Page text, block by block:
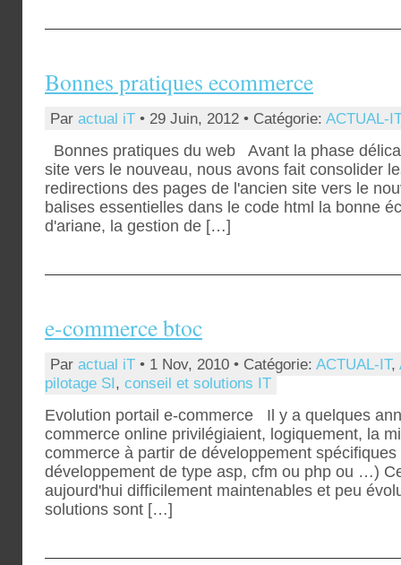
Bonnes pratiques ecommerce
Par actual iT • 29 Juin, 2012 • Catégorie: ACTUAL-IT
Bonnes pratiques du web Avant la phase
site vers le nouveau, nous avons fait consolider
redirections des pages de l'ancien site vers le
balises essentielles dans le code html la bonne
d'ariane, la gestion de […]
e-commerce btoc
Par actual iT • 1 Nov, 2010 • Catégorie: ACTUAL-IT,
pilotage SI, conseil et solutions IT
Evolution portail e-commerce Il y a quelques
commerce online privilégiaient, logiquement, la
commerce à partir de développement
développement de type asp, cfm ou php ou …)
aujourd'hui difficilement maintenables et peu
solutions sont […]